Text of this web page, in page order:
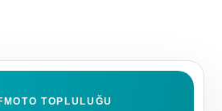
TOPLULUĞU